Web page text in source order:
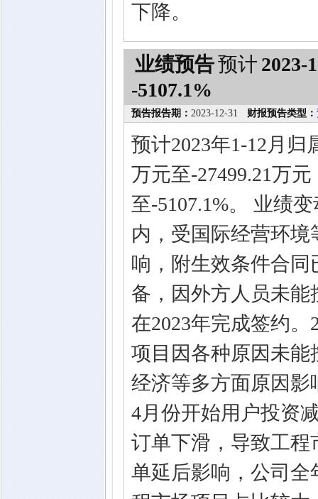
下降。
业绩预告预计 2023-
-5107.1%
预告报告期： 2023-12-31 财报预告类型：
预计2023年1-12月归
万元至-27499.21万
至-5107.1%。 业绩
内，受国际经营环
响，附生效条件合
备，因外方人员未
在2023年完成签约
项目因各种原因未
经济等多方面原因
4月份开始用户投资
订单下滑，导致工程
单延后影响，公司